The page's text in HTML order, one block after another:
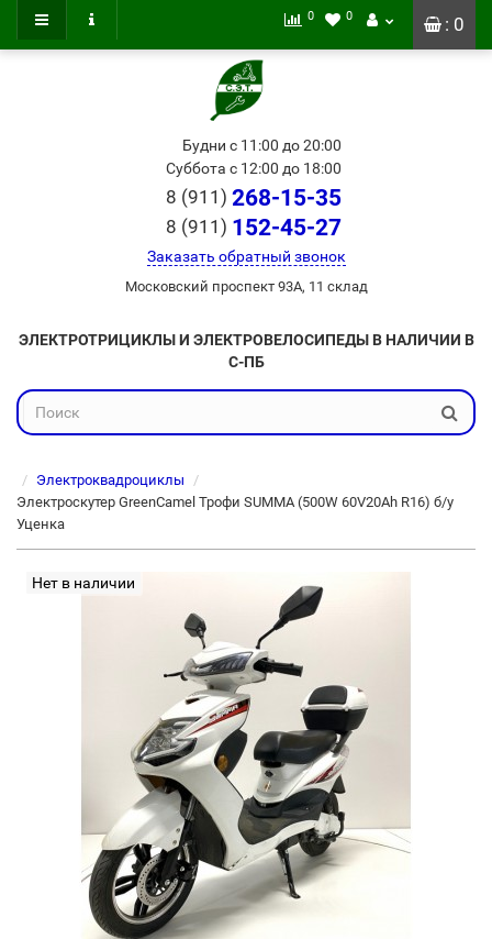
: 0
0 0
Будни с 11:00 до 20:00
Суббота с 12:00 до 18:00
8 (911) 268-15-35
8 (911) 152-45-27
Заказать обратный звонок
Московский проспект 93А, 11 склад
ЭЛЕКТРОТРИЦИКЛЫ И ЭЛЕКТРОВЕЛОСИПЕДЫ В НАЛИЧИИ В
С-ПБ
Электроквадроциклы
Электроскутер GreenCamel Трофи SUMMA (500W 60V20Ah R16) б/у
Уценка
Нет в наличии